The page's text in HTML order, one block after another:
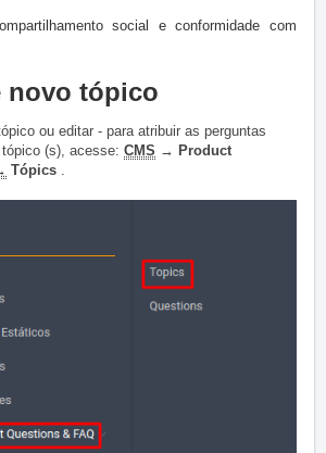
social e conformidade com
novo tópico
ou editar - para atribuir as perguntas
(s), acesse: CMS → Product
Tópics